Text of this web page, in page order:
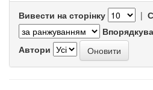
Вивести на сторінку |
Автори